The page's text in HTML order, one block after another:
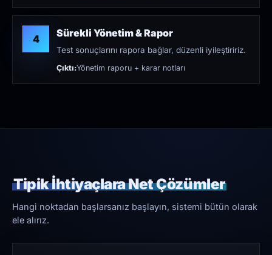
4 Sürekli Yönetim & Rapor
Test sonuçlarını rapora bağlar, düzenli iyileştiririz.
Çıktı:Yönetim raporu + karar notları
Tipik İhtiyaçlara Net Çözümler
Hangi noktadan başlarsanız başlayın, sistemi bütün olarak
ele alırız.